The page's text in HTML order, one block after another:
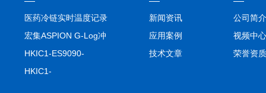
医药冷链实时温度记录
仪TIVE Solo 5G
宏集ASPION G-Log冲
击记录仪
HKIC1-ES9090-
setA100/1000base-T1
HKIC1-
新闻资讯
应用案例
技术文章
公司简介
视频中心
荣誉资质